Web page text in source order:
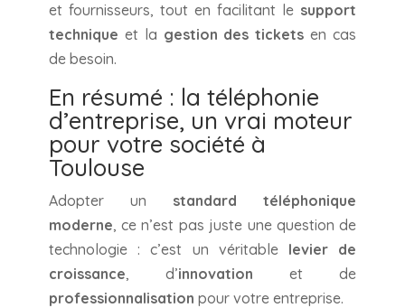
et fournisseurs, tout en facilitant le support
technique et la gestion des tickets en cas
de besoin.
En résumé : la téléphonie
d’entreprise, un vrai moteur
pour votre société à
Toulouse
Adopter un standard téléphonique
moderne, ce n’est pas juste une question de
technologie : c’est un véritable levier de
croissance, d’innovation et de
professionnalisation pour votre entreprise.